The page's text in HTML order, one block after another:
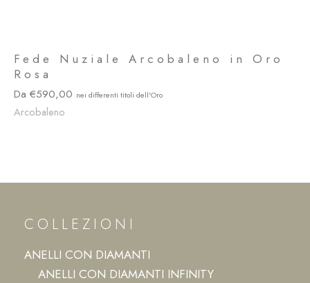
Fede Nuziale Arcobaleno in Oro
Rosa
590,00
Arcobaleno
COLLEZIONI
ANELLI CON DIAMANTI
ANELLI CON DIAMANTI INFINITY